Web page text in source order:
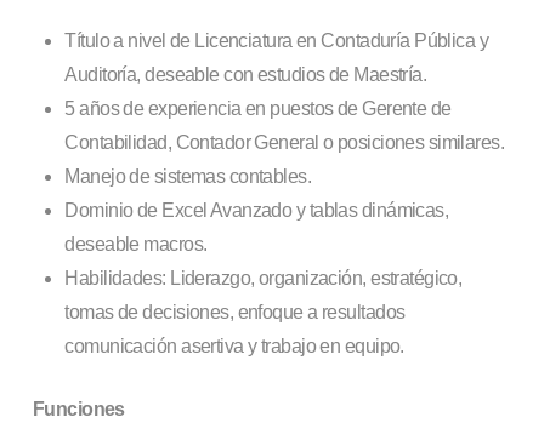
Título a nivel de Licenciatura en Contaduría Pública y
Auditoría, deseable con estudios de Maestría.
5 años de experiencia en puestos de Gerente de
Contabilidad, Contador General o posiciones similares.
Manejo de sistemas contables.
Dominio de Excel Avanzado y tablas dinámicas,
deseable macros.
Habilidades: Liderazgo, organización, estratégico,
tomas de decisiones, enfoque a resultados
comunicación asertiva y trabajo en equipo.
Funciones